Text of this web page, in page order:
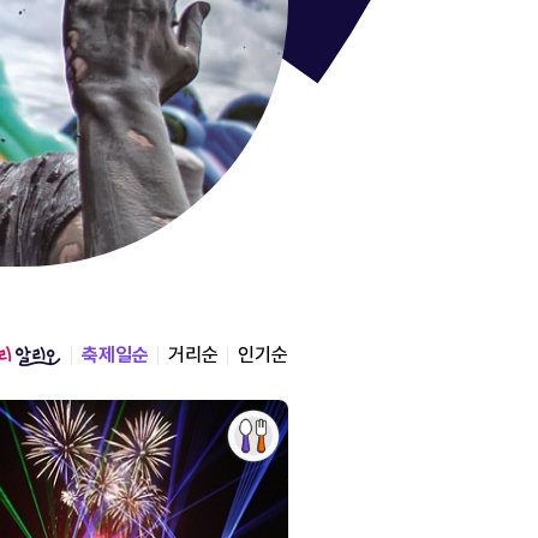
통영한
축제일순 거리순 인기순